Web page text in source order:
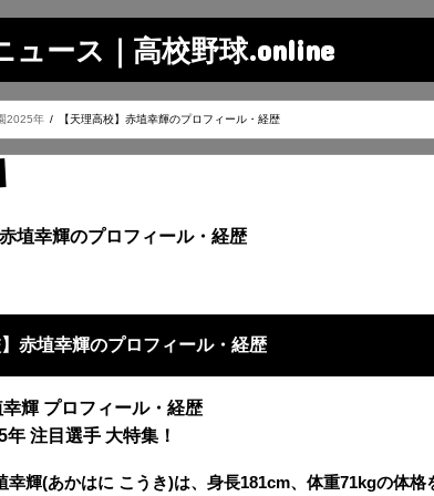
ュース｜高校野球.online
2025年 【天理高校】赤埴幸輝のプロフィール・経歴
赤埴幸輝のプロフィール・経歴
】赤埴幸輝のプロフィール・経歴
輝 プロフィール・経歴
注目選手 大特集！
幸輝(あかはに こうき)は、身長181cm、体重71kgの体